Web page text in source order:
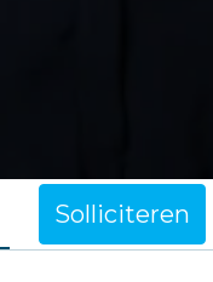
Solliciteren